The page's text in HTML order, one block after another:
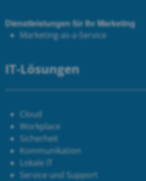
Dienstleistungen für Ihr Marketing
Marketing-as-a-Service
IT-Lösungen
Cloud
Workplace
Sicherheit
Kommunikation
Lokale IT
Service und Support